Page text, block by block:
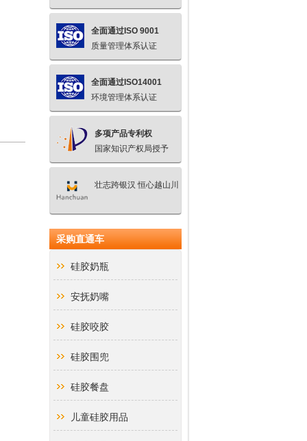
全面通过ISO 9001
质量管理体系认证
全面通过ISO14001
环境管理体系认证
多项产品专利权
国家知识产权局授予
壮志跨银汉 恒心越山川
采购直通车
硅胶奶瓶
安抚奶嘴
硅胶咬胶
硅胶围兜
硅胶餐盘
儿童硅胶用品